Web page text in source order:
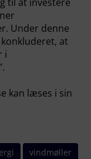
Under denne
at
i
kan læses i sin
vindmøller